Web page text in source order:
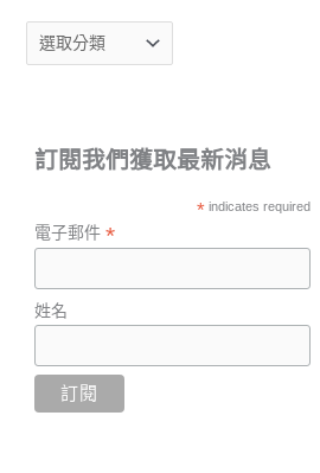
訂閱我們獲取最新消息
*indicates required
電子郵件*
姓名